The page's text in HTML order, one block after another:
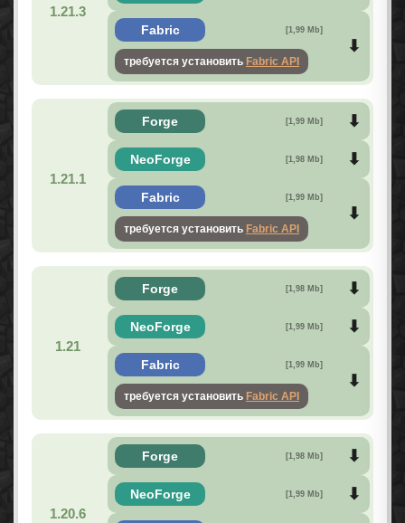
1.21.3
Fabric [1,99 Mb]
требуется установить Fabric API
1.21.1
Forge [1,99 Mb]
NeoForge [1,98 Mb]
Fabric [1,99 Mb]
требуется установить Fabric API
1.21
Forge [1,98 Mb]
NeoForge [1,99 Mb]
Fabric [1,99 Mb]
требуется установить Fabric API
1.20.6
Forge [1,98 Mb]
NeoForge [1,99 Mb]